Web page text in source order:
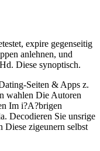
expire gegenseitig
anlehnen, und
Diese synoptisch.
Seiten & Apps z.
wahlen Die Autoren
Im i?A?brigen
Decodieren Sie unsrige
Diese zigeunern selbst